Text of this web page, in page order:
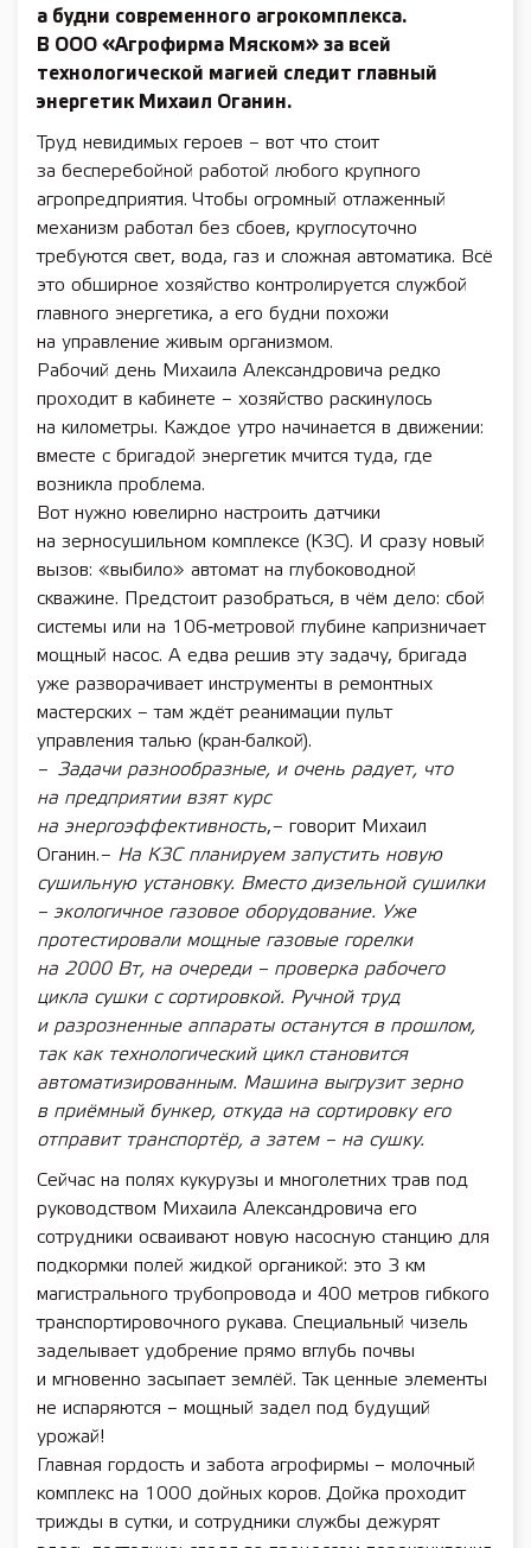
а будни современного агрокомплекса.
В ООО «Агрофирма Мяском» за всей
технологической магией следит главный
энергетик Михаил Оганин.
Труд невидимых героев – вот что стоит
за бесперебойной работой любого крупного
агропредприятия. Чтобы огромный отлаженный
механизм работал без сбоев, круглосуточно
требуются свет, вода, газ и сложная автоматика. Всё
это обширное хозяйство контролируется службой
главного энергетика, а его будни похожи
на управление живым организмом.
Рабочий день Михаила Александровича редко
проходит в кабинете – хозяйство раскинулось
на километры. Каждое утро начинается в движении:
вместе с ­бригадой энергетик мчится туда, где
возникла проблема.
Вот нужно ювелирно настроить датчики
на зерносушильном комплексе (КЗС). И сразу новый
вызов: «выбило» автомат на глубоководной
скважине. Предстоит разобраться, в чём дело: сбой
системы или на 106‑метровой глубине капризничает
мощный насос. А едва решив эту задачу, бригада
уже разворачивает инструменты в ремонтных
мастерских – там ждёт реанимации пульт
управления талью (кран-балкой).
– Задачи разнообразные, и очень радует, что
на предприятии взят курс
на энергоэффективность, – говорит Михаил
Оганин. – На КЗС планируем запустить новую
сушильную установку. Вместо дизельной сушилки
– экологичное газовое оборудование. Уже
протестировали мощные газовые горелки
на 2000 Вт, на очереди – проверка рабочего
цикла сушки с сортировкой. Ручной труд
и разрозненные аппараты останутся в прошлом,
так как технологический цикл становится
автоматизированным. Машина выгрузит зерно
в приёмный бункер, откуда на ­сортировку его
отправит транспортёр, а затем – на сушку.
Сейчас на полях кукурузы и многолетних трав под
руководством Михаила Александровича его
сотрудники осваивают новую насосную станцию для
подкормки полей жидкой органикой: это 3 км
магистрального трубопровода и 400 метров гибкого
транспортировочного рукава. Специальный чизель
заделывает удобрение прямо вглубь почвы
и мгновенно засыпает землёй. Так ценные элементы
не испаряются – мощный задел под будущий
урожай!
Главная гордость и забота агрофирмы – молочный
комплекс на 1000 дойных коров. Дойка проходит
трижды в сутки, и сотрудники службы дежурят